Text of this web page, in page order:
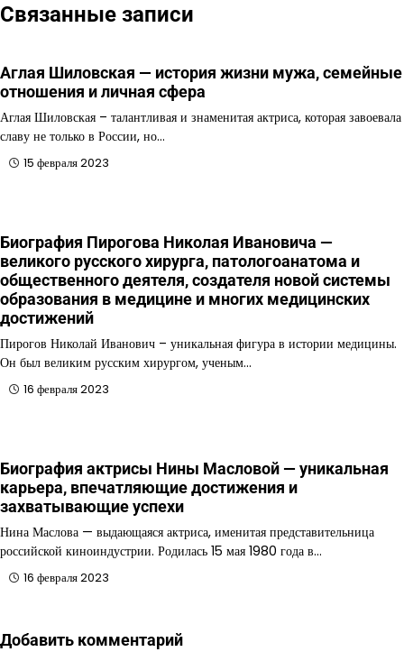
Связанные записи
Аглая Шиловская — история жизни мужа, семейные
отношения и личная сфера
Аглая Шиловская – талантливая и знаменитая актриса, которая завоевала
славу не только в России, но…
15 февраля 2023
Биография Пирогова Николая Ивановича —
великого русского хирурга, патологоанатома и
общественного деятеля, создателя новой системы
образования в медицине и многих медицинских
достижений
Пирогов Николай Иванович – уникальная фигура в истории медицины.
Он был великим русским хирургом, ученым…
16 февраля 2023
Биография актрисы Нины Масловой — уникальная
карьера, впечатляющие достижения и
захватывающие успехи
Нина Маслова — выдающаяся актриса, именитая представительница
российской киноиндустрии. Родилась 15 мая 1980 года в…
16 февраля 2023
Добавить комментарий